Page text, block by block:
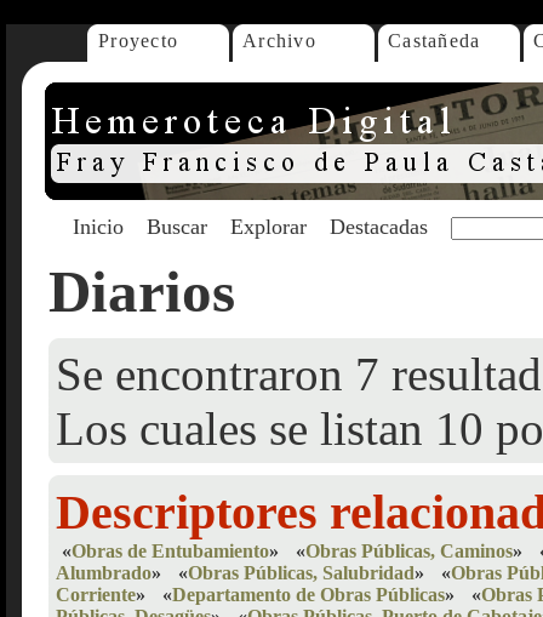
Proyecto Archivo Castañeda
Inicio Buscar Explorar Destacadas
Diarios
Se encontraron 7
Los cuales se listan 10
Descriptores
«Obras de Entubamiento» «Obras Públicas, Caminos»
Alumbrado» «Obras Públicas, Salubridad» «Obras
Corriente» «Departamento de Obras Públicas» «Obras